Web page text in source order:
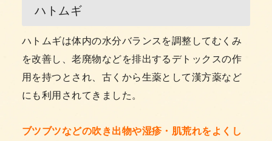
ハトムギ
ハトムギは体内の水分バランスを調整してむくみ
を改善し、老廃物などを排出するデトックスの作
用を持つとされ、古くから生薬として漢方薬など
にも利用されてきました。
ブツブツなどの吹き出物や湿疹・肌荒れをよくし